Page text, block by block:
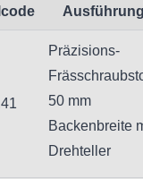
zur
geeignet.
den
Hersteller:
Kometex B.V.,
Ausführung
Präzisions-
50 mm
Backenbreite
Drehteller